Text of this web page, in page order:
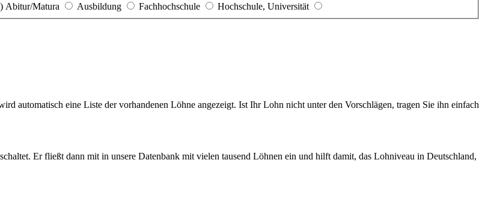
Abitur/Matura Ausbildung Fachhochschule
Hochschule, Universität
automatisch eine Liste der vorhandenen Löhne angezeigt. Ist Ihr Lohn nicht unter den Vorschlägen, tragen Sie ihn einfach
Er fließt dann mit in unsere Datenbank mit vielen tausend Löhnen ein und hilft damit, das Lohniveau in Deutschland,